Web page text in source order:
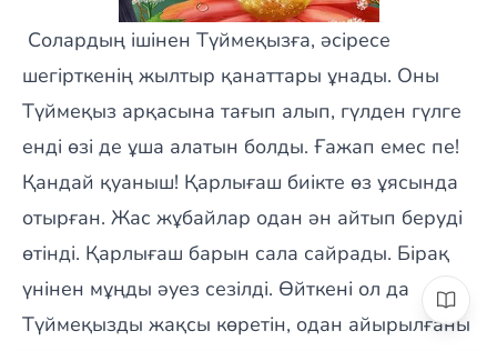
Солардың ішінен Түймеқызға, әсіресе
шегірткенің жылтыр қанаттары ұнады. Оны
Түймеқыз арқасына тағып алып, гүлден гүлге
енді өзі де ұша алатын болды. Ғажап емес пе!
Қандай қуаныш! Қарлығаш биікте өз ұясында
отырған. Жас жұбайлар одан ән айтып беруді
өтінді. Қарлығаш барын сала сайрады. Бірақ
үнінен мұңды әуез сезілді. Өйткені ол да
Түймеқызды жақсы көретін, одан айырылғаны